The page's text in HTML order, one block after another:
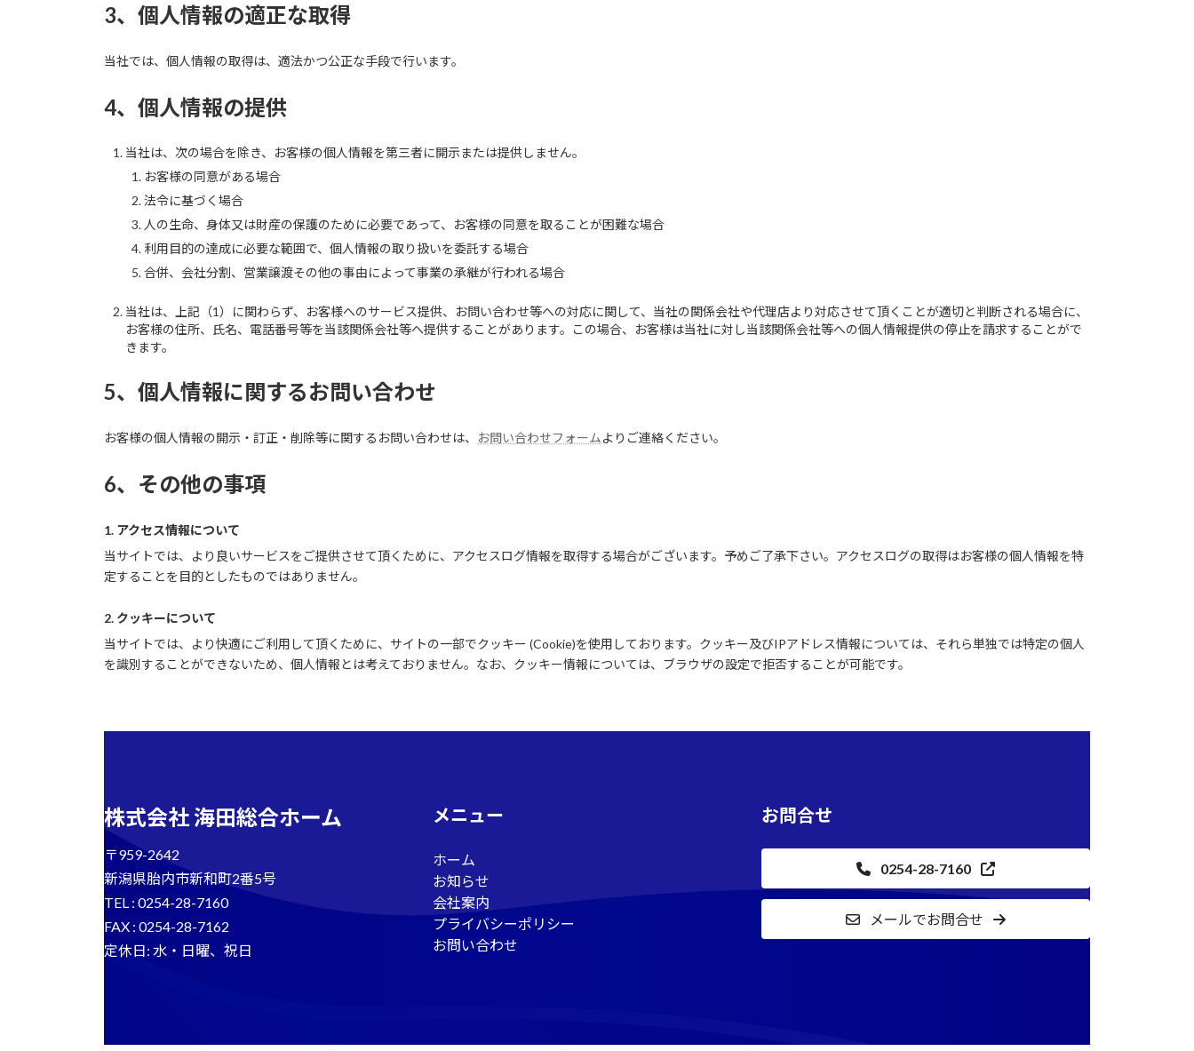
3、個人情報の適正な取得
当社では、個人情報の取得は、適法かつ公正な手段で行います。
4、個人情報の提供
当社は、次の場合を除き、お客様の個人情報を第三者に開示または提供しません。
お客様の同意がある場合
法令に基づく場合
人の生命、身体又は財産の保護のために必要であって、お客様の同意を取ることが困難な場合
利用目的の達成に必要な範囲で、個人情報の取り扱いを委託する場合
合併、会社分割、営業譲渡その他の事由によって事業の承継が行われる場合
当社は、上記（1）に関わらず、お客様へのサービス提供、お問い合わせ等への対応に関して、当社の関係会社や代理店より対応させて頂くことが適切と判断される場合に、
お客様の住所、氏名、電話番号等を当該関係会社等へ提供することがあります。この場合、お客様は当社に対し当該関係会社等への個人情報提供の停止を請求することがで
きます。
5、個人情報に関するお問い合わせ
お客様の個人情報の開示・訂正・削除等に関するお問い合わせは、 お問い合わせフォームよりご連絡ください。
6、その他の事項
1. アクセス情報について
当サイトでは、より良いサービスをご提供させて頂くために、アクセスログ情報を取得する場合がございます。予めご了承下さい。アクセスログの取得はお客様の個人情報を特
定することを目的としたものではありません。
2. クッキーについて
当サイトでは、より快適にご利用して頂くために、サイトの一部でクッキー (Cookie)を使用しております。クッキー及びIPアドレス情報については、それら単独では特定の個人
を識別することができないため、個人情報とは考えておりません。なお、クッキー情報については、ブラウザの設定で拒否することが可能です。
株式会社 海田総合ホーム
〒959-2642
新潟県胎内市新和町2番5号
TEL : 0254-28-7160
FAX : 0254-28-7162
定休日: 水・日曜、祝日
メニュー
ホーム
お知らせ
会社案内
プライバシーポリシー
お問い合わせ
お問合せ
0254-28-7160
メールでお問合せ